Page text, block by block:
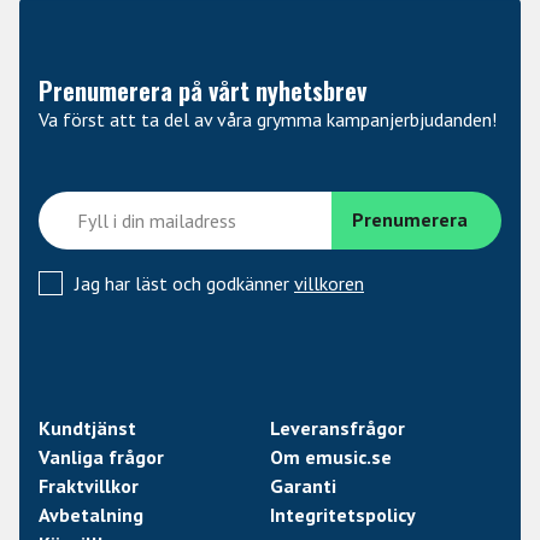
Prenumerera på vårt nyhetsbrev
Va först att ta del av våra grymma kampanjerbjudanden!
Jag har läst och godkänner villkoren
Kundtjänst
Leveransfrågor
Vanliga frågor
Om emusic.se
Fraktvillkor
Garanti
Avbetalning
Integritetspolicy